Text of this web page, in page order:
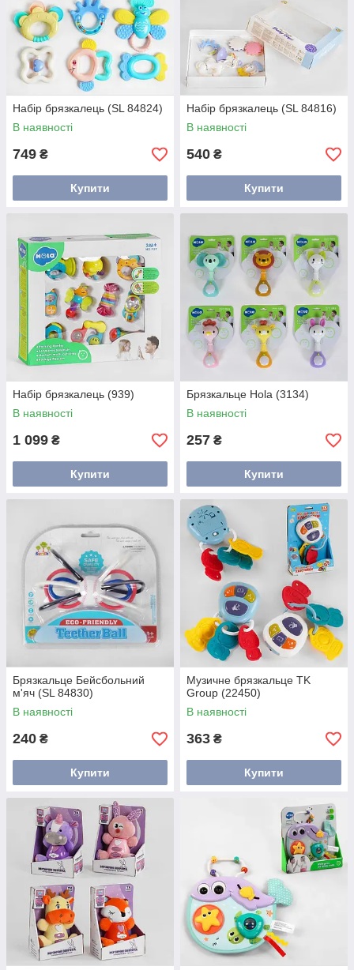
Набір брязкалець (SL 84824)
В наявності
749 ₴
Купити
Набір брязкалець (SL 84816)
В наявності
540 ₴
Купити
Набір брязкалець (939)
В наявності
1 099 ₴
Купити
Брязкальце Hola (3134)
В наявності
257 ₴
Купити
Брязкальце Бейсбольний
м'яч (SL 84830)
В наявності
240 ₴
Купити
Музичне брязкальце TK
Group (22450)
В наявності
363 ₴
Купити